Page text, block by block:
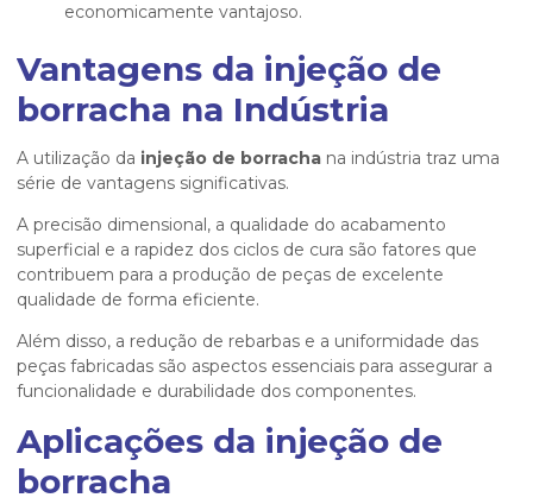
economicamente vantajoso.
Vantagens da injeção de
borracha na Indústria
A utilização da injeção de borracha na indústria traz uma
série de vantagens significativas.
A precisão dimensional, a qualidade do acabamento
superficial e a rapidez dos ciclos de cura são fatores que
contribuem para a produção de peças de excelente
qualidade de forma eficiente.
Além disso, a redução de rebarbas e a uniformidade das
peças fabricadas são aspectos essenciais para assegurar a
funcionalidade e durabilidade dos componentes.
Aplicações da injeção de
borracha